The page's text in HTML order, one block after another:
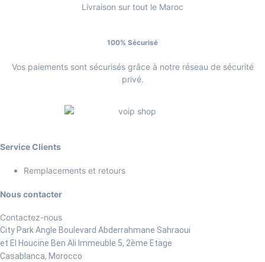
Livraison sur tout le Maroc
100% Sécurisé
Vos paiements sont sécurisés grâce à notre réseau de sécurité
privé.
Service Clients
Remplacements et retours
Nous contacter
Contactez-nous
City Park Angle Boulevard Abderrahmane Sahraoui
et El Houcine Ben Ali Immeuble 5, 2ème Etage
Casablanca, Morocco